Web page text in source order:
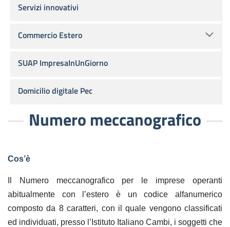
Numero meccanografico
Cos’è
Il Numero meccanografico per le imprese operanti
abitualmente con l’estero è un codice alfanumerico
composto da 8 caratteri, con il quale vengono classificati
ed individuati, presso l’Istituto Italiano Cambi, i soggetti che
Servizi innovativi
Commercio Estero
SUAP ImpresaInUnGiorno
Domicilio digitale Pec